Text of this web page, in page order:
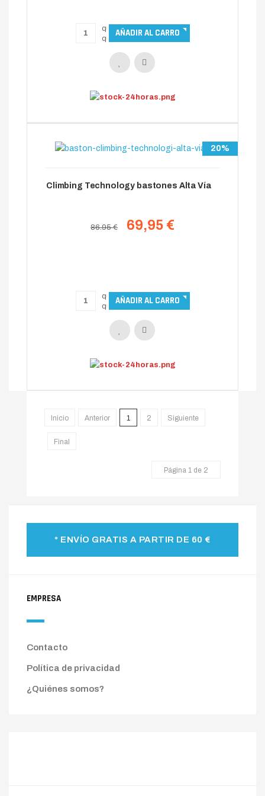
20%
Climbing Technology bastones Alta Vía
86.95 € 69,95 €
Inicio Anterior 1 2 Siguiente
Final
Página 1 de 2
* ENVÍO GRATIS A PARTIR DE 60 €
EMPRESA
Contacto
Política de privacidad
¿Quiénes somos?